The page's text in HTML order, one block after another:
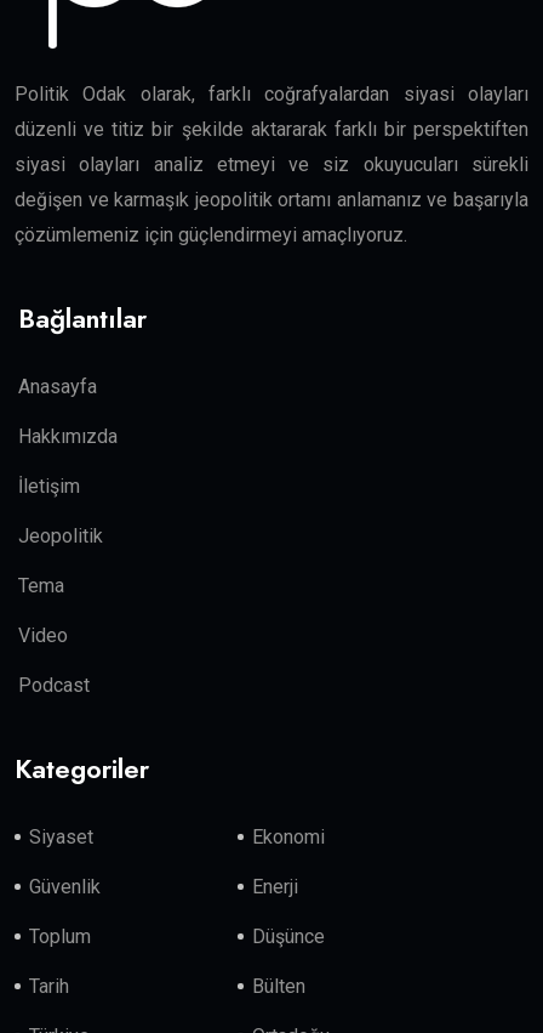
Politik Odak olarak, farklı coğrafyalardan siyasi olayları
düzenli ve titiz bir şekilde aktararak farklı bir perspektiften
siyasi olayları analiz etmeyi ve siz okuyucuları sürekli
değişen ve karmaşık jeopolitik ortamı anlamanız ve başarıyla
çözümlemeniz için güçlendirmeyi amaçlıyoruz.
Bağlantılar
Anasayfa
Hakkımızda
İletişim
Jeopolitik
Tema
Video
Podcast
Kategoriler
Siyaset Ekonomi
Güvenlik Enerji
Toplum Düşünce
Tarih Bülten